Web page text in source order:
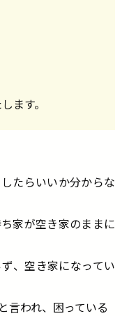
ます。
たらいいか分からな
家が空き家のままに
、空き家になってい
言われ、困っている